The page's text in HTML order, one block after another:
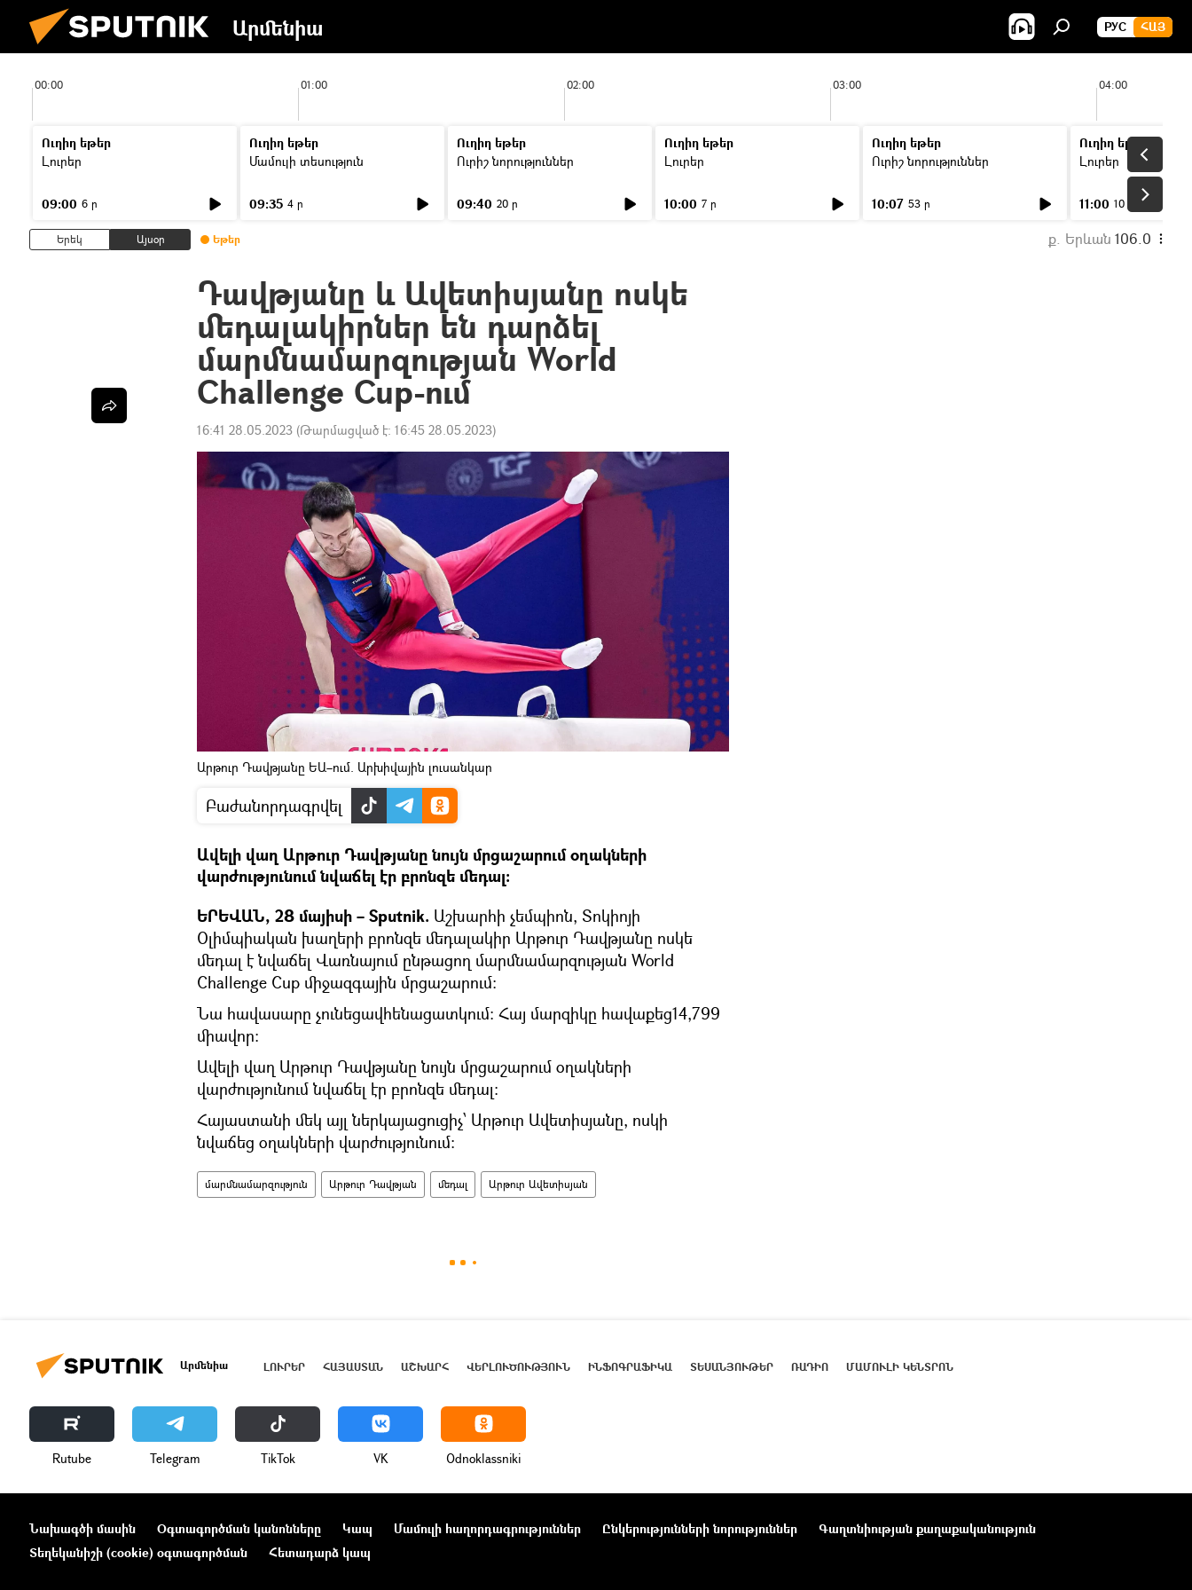
Արմենիա РУС ՀԱՅ
00:00 01:00 02:00 03:00 04:00
Ուղիղ եթեր
Լուրեր
09:00 6 ր
Ուղիղ եթեր
Մամուլի տեսություն
09:35 4 ր
Ուղիղ եթեր
Ուրիշ նորություններ
09:40 20 ր
Ուղիղ եթեր
Լուրեր
10:00 7 ր
Ուղիղ եթեր
Ուրիշ նորություններ
10:07 53 ր
Ուղիղ եթեր
Լուրեր
11:00 10 ր
Երեկ Այսօր Եթեր ք. Երևան 106.0
Դավթյանը և Ավետիսյանը ոսկե
մեդալակիրներ են դարձել
մարմնամարզության World
Challenge Cup-ում
16:41 28.05.2023 (Թարմացված է: 16:45 28.05.2023)
Արթուր Դավթյանը ԵԱ–ում. Արխիվային լուսանկար
Բաժանորդագրվել
Ավելի վաղ Արթուր Դավթյանը նույն մրցաշարում օղակների
վարժությունում նվաճել էր բրոնզե մեդալ։
ԵՐԵՎԱՆ, 28 մայիսի – Sputnik. Աշխարհի չեմպիոն, Տոկիոյի
Օլիմպիական խաղերի բրոնզե մեդալակիր Արթուր Դավթյանը ոսկե
մեդալ է նվաճել Վառնայում ընթացող մարմնամարզության World
Challenge Cup միջազգային մրցաշարում։
Նա հավասարը չունեցավհենացատկում։ Հայ մարզիկը հավաքեց14,799
միավոր։
Ավելի վաղ Արթուր Դավթյանը նույն մրցաշարում օղակների
վարժությունում նվաճել էր բրոնզե մեդալ։
Հայաստանի մեկ այլ ներկայացուցիչ՝ Արթուր Ավետիսյանը, ոսկի
նվաճեց օղակների վարժությունում։
մարմնամարզություն Արթուր Դավթյան մեդալ Արթուր Ավետիսյան
Արմենիա ԼՈՒՐԵՐ ՀԱՅԱՍՏԱՆ ԱՇԽԱՐՀ ՎԵՐԼՈՒԾՈՒԹՅՈՒՆ ԻՆՖՈԳՐԱՖԻԿԱ ՏԵՍԱՆՅՈՒԹԵՐ ՌԱԴԻՈ ՄԱՄՈՒԼԻ ԿԵՆՏՐՈՆ
Rutube Telegram ТikТоk VK Odnoklassniki
Նախագծի մասին Օգտագործման կանոնները Կապ Մամուլի հաղորդագրություններ Ընկերությունների նորություններ
Գաղտնիության քաղաքականություն
Տեղեկանիշի (cookie) օգտագործման
Հետադարձ կապ